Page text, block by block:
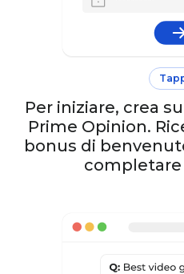
Per iniziare, crea
Prime Opinion.
bonus di
completare